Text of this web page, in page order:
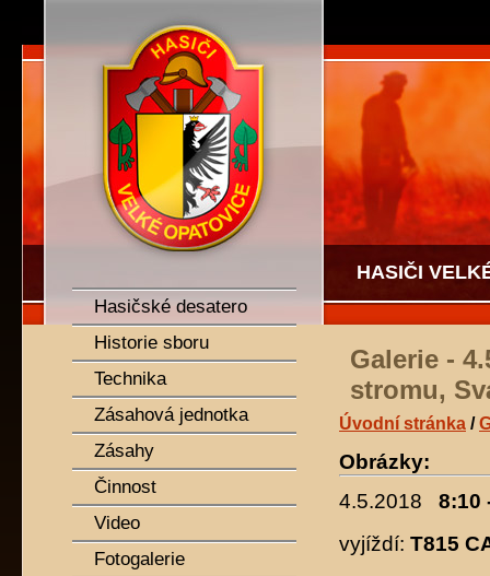
HASIČI
Galerie -
stromu,
Úvodní stránka /
Obrázky:
4.5.2018 8:10
vyjíždí: T815
SDH Velké Opatovice
Hasičské desatero
Historie sboru
Technika
Zásahová jednotka
Zásahy
Činnost
Video
Fotogalerie